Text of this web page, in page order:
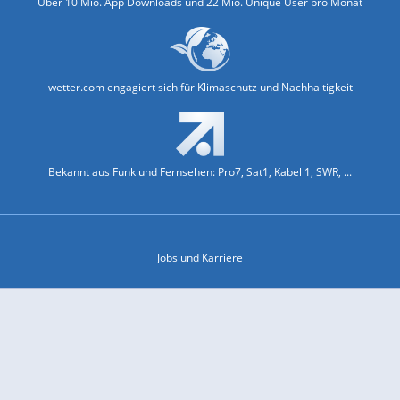
wetter.com engagiert sich für Klimaschutz und Nachhaltigkeit
Bekannt aus Funk und Fernsehen: Pro7, Sat1, Kabel 1, SWR, ...
Jobs und Karriere